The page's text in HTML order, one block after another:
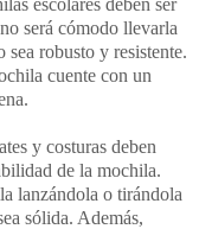
será cómodo llevarla
robusto y resistente.
cuente con un
y costuras deben
de la mochila.
lanzándola o tirándola
sólida. Además,